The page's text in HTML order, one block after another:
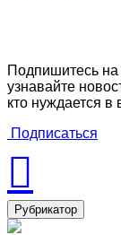
Подпишитесь
узнавайте
кто нуждается
Подписаться
Рубрикатор